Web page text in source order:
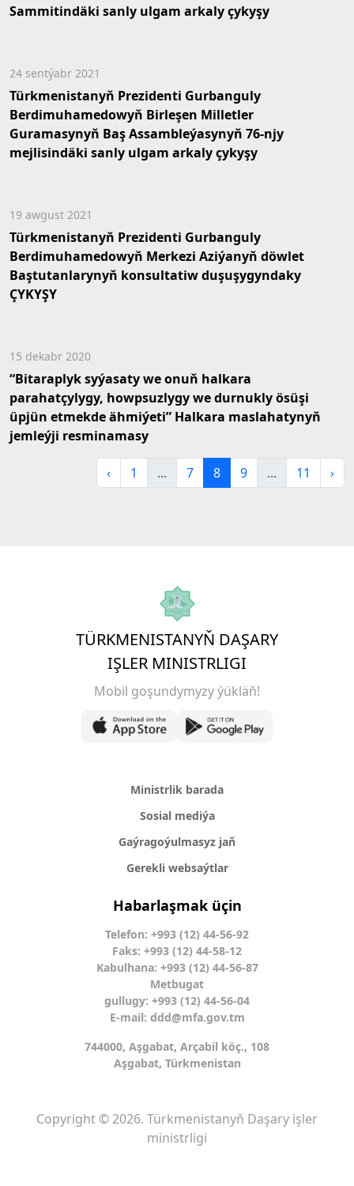
Sammitindäki sanly ulgam arkaly çykyşy
24 sentýabr 2021
Türkmenistanyň Prezidenti Gurbanguly
Berdimuhamedowyň Birleşen Milletler
Guramasynyň Baş Assambleýasynyň 76-njy
mejlisindäki sanly ulgam arkaly çykyşy
19 awgust 2021
Türkmenistanyň Prezidenti Gurbanguly
Berdimuhamedowyň Merkezi Aziýanyň döwlet
Baştutanlarynyň konsultatiw duşuşygyndaky
ÇYKYŞY
15 dekabr 2020
“Bitaraplyk syýasaty we onuň halkara
parahatçylygy, howpsuzlygy we durnukly ösüşi
üpjün etmekde ähmiýeti” Halkara maslahatynyň
jemleýji resminamasy
‹ 1 ... 7 8 9 ... 11 ›
TÜRKMENISTANYŇ DAŞARY
IŞLER MINISTRLIGI
Mobil goşundymyzy ýükläň!
Ministrlik barada
Sosial mediýa
Gaýragoýulmasyz jaň
Gerekli websaýtlar
Habarlaşmak üçin
Telefon: +993 (12) 44-56-92
Faks: +993 (12) 44-58-12
Kabulhana: +993 (12) 44-56-87
Metbugat
gullugy: +993 (12) 44-56-04
E-mail: ddd@mfa.gov.tm
744000, Aşgabat, Arçabil köç., 108
Aşgabat, Türkmenistan
Copyright © 2026. Türkmenistanyň Daşary işler
ministrligi